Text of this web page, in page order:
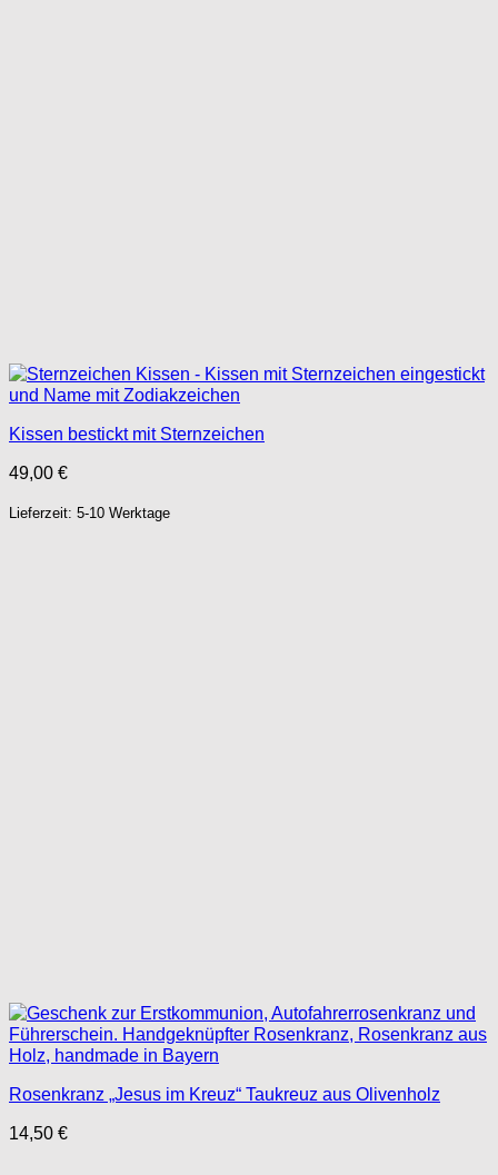
Kissen bestickt mit Sternzeichen
49,00 €
Lieferzeit: 5-10 Werktage
Rosenkranz „Jesus im Kreuz“ Taukreuz aus Olivenholz
14,50 €